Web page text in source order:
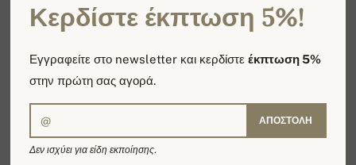
-16%
Κερδίστε έκπτωση 5%!
Εγγραφείτε στο newsletter και κερδίστεέκπτωση 5%
στην πρώτη σας αγορά.
ΑΠΟΣΤΟΛΉ
Δεν ισχύει για είδη εκποίησης.